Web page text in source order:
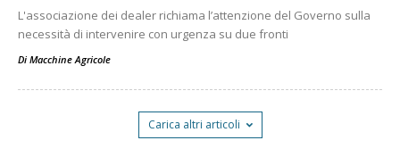
L'associazione dei dealer richiama l’attenzione del Governo sulla
necessità di intervenire con urgenza su due fronti
Di Macchine Agricole
Carica altri articoli